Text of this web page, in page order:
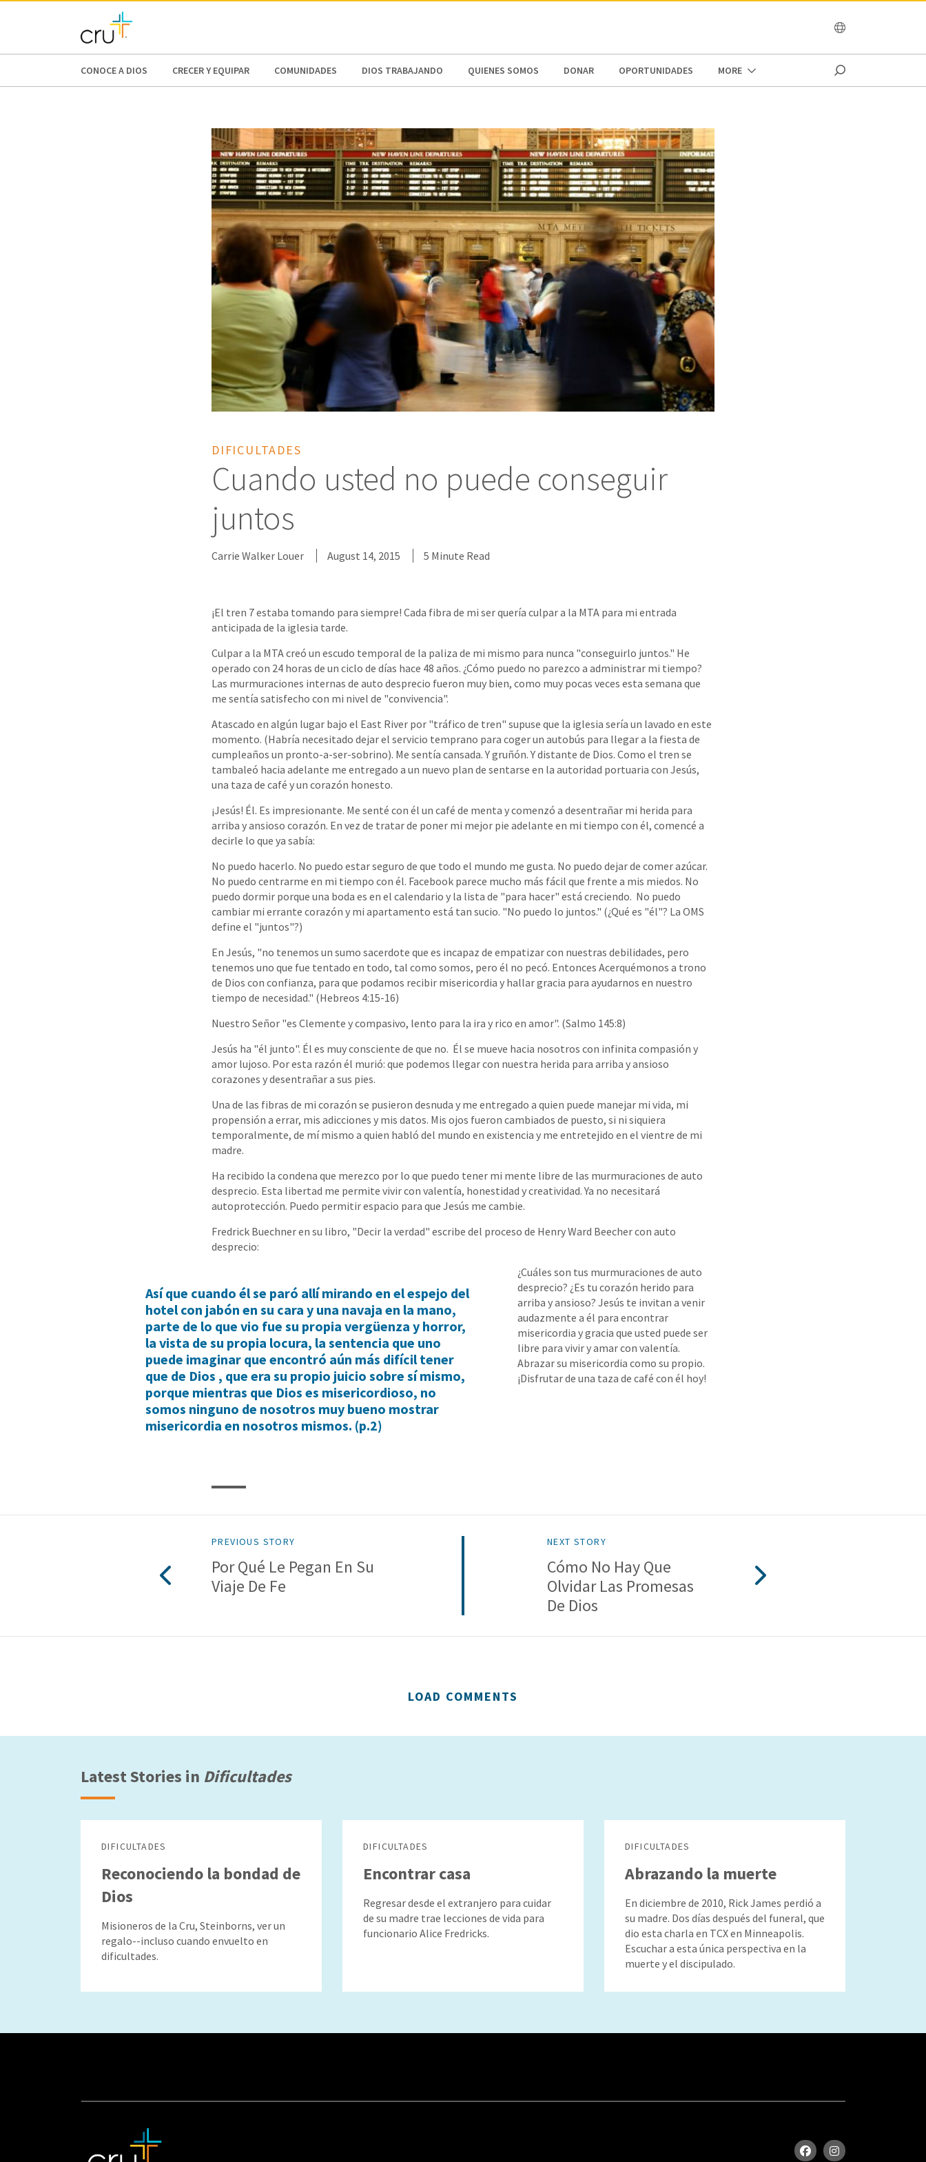
AFRICA
CONOCE A DIOS CRECER Y EQUIPAR COMUNIDADES DIOS TRABAJANDO QUIENES SOMOS DONAR OPORTUNIDADES MORE
DIFICULTADES
Cuando usted no puede conseguir
juntos
Carrie Walker Louer August 14, 2015 5 Minute Read
¡El tren 7 estaba tomando para siempre! Cada fibra de mi ser quería culpar a la MTA para mi entrada
anticipada de la iglesia tarde.
Culpar a la MTA creó un escudo temporal de la paliza de mi mismo para nunca "conseguirlo juntos." He
operado con 24 horas de un ciclo de días hace 48 años. ¿Cómo puedo no parezco a administrar mi tiempo?
Las murmuraciones internas de auto desprecio fueron muy bien, como muy pocas veces esta semana que
me sentía satisfecho con mi nivel de "convivencia".
Atascado en algún lugar bajo el East River por "tráfico de tren" supuse que la iglesia sería un lavado en este
momento. (Habría necesitado dejar el servicio temprano para coger un autobús para llegar a la fiesta de
cumpleaños un pronto-a-ser-sobrino). Me sentía cansada. Y gruñón. Y distante de Dios. Como el tren se
tambaleó hacia adelante me entregado a un nuevo plan de sentarse en la autoridad portuaria con Jesús,
una taza de café y un corazón honesto.
¡Jesús! Él. Es impresionante. Me senté con él un café de menta y comenzó a desentrañar mi herida para
arriba y ansioso corazón. En vez de tratar de poner mi mejor pie adelante en mi tiempo con él, comencé a
decirle lo que ya sabía:
No puedo hacerlo. No puedo estar seguro de que todo el mundo me gusta. No puedo dejar de comer azúcar.
No puedo centrarme en mi tiempo con él. Facebook parece mucho más fácil que frente a mis miedos. No
puedo dormir porque una boda es en el calendario y la lista de "para hacer" está creciendo. No puedo
cambiar mi errante corazón y mi apartamento está tan sucio. "No puedo lo juntos." (¿Qué es "él"? La OMS
define el "juntos"?)
En Jesús, "no tenemos un sumo sacerdote que es incapaz de empatizar con nuestras debilidades, pero
tenemos uno que fue tentado en todo, tal como somos, pero él no pecó. Entonces Acerquémonos a trono
de Dios con confianza, para que podamos recibir misericordia y hallar gracia para ayudarnos en nuestro
tiempo de necesidad." (Hebreos 4:15-16)
Nuestro Señor "es Clemente y compasivo, lento para la ira y rico en amor". (Salmo 145:8)
Jesús ha "él junto". Él es muy consciente de que no. Él se mueve hacia nosotros con infinita compasión y
amor lujoso. Por esta razón él murió: que podemos llegar con nuestra herida para arriba y ansioso
corazones y desentrañar a sus pies.
Una de las fibras de mi corazón se pusieron desnuda y me entregado a quien puede manejar mi vida, mi
propensión a errar, mis adicciones y mis datos. Mis ojos fueron cambiados de puesto, si ni siquiera
temporalmente, de mí mismo a quien habló del mundo en existencia y me entretejido en el vientre de mi
madre.
Ha recibido la condena que merezco por lo que puedo tener mi mente libre de las murmuraciones de auto
desprecio. Esta libertad me permite vivir con valentía, honestidad y creatividad. Ya no necesitará
autoprotección. Puedo permitir espacio para que Jesús me cambie.
Fredrick Buechner en su libro, "Decir la verdad" escribe del proceso de Henry Ward Beecher con auto
desprecio:
Así que cuando él se paró allí mirando en el espejo del
hotel con jabón en su cara y una navaja en la mano,
parte de lo que vio fue su propia vergüenza y horror,
la vista de su propia locura, la sentencia que uno
puede imaginar que encontró aún más difícil tener
que de Dios , que era su propio juicio sobre sí mismo,
porque mientras que Dios es misericordioso, no
somos ninguno de nosotros muy bueno mostrar
misericordia en nosotros mismos. (p.2)
¿Cuáles son tus murmuraciones de auto
desprecio? ¿Es tu corazón herido para
arriba y ansioso? Jesús te invitan a venir
audazmente a él para encontrar
misericordia y gracia que usted puede ser
libre para vivir y amar con valentía.
Abrazar su misericordia como su propio.
¡Disfrutar de una taza de café con él hoy!
PREVIOUS STORY
Por Qué Le Pegan En Su
Viaje De Fe
NEXT STORY
Cómo No Hay Que
Olvidar Las Promesas
De Dios
LOAD COMMENTS
Latest Stories in Dificultades
DIFICULTADES
Reconociendo la bondad de
Dios
Misioneros de la Cru, Steinborns, ver un
regalo--incluso cuando envuelto en
dificultades.
DIFICULTADES
Encontrar casa
Regresar desde el extranjero para cuidar
de su madre trae lecciones de vida para
funcionario Alice Fredricks.
DIFICULTADES
Abrazando la muerte
En diciembre de 2010, Rick James perdió a
su madre. Dos días después del funeral, que
dio esta charla en TCX en Minneapolis.
Escuchar a esta única perspectiva en la
muerte y el discipulado.